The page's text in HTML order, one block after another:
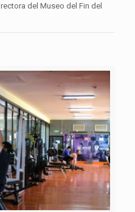
del Museo del Fin del